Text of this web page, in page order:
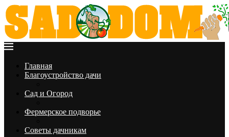
Главная
Благоустройство дачи
Сад и Огород
Фермерское подворье
Советы дачникам